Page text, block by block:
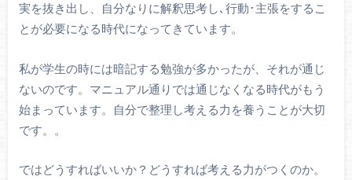
実を抜き出し、自分なりに解釈思考し､行動･主張をするこ
とが必要になる時代になってきています。
私が学生の時には暗記する勉強が多かったが、それが通じ
ないのです。マニュアル通りでは通じなくなる時代がもう
始まっています。自分で整理し考える力を養うことが大切
です。。
ではどうすればいいか？どうすれば考える力がつくのか。